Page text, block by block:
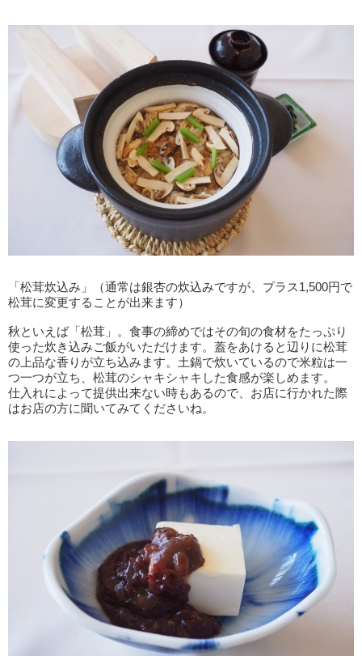
「松茸炊込み」（通常は銀杏の炊込みですが、プラス1,500円で
松茸に変更することが出来ます）
秋といえば「松茸」。食事の締めではその旬の食材をたっぷり
使った炊き込みご飯がいただけます。蓋をあけると辺りに松茸
の上品な香りが立ち込みます。土鍋で炊いているので米粒は一
つ一つが立ち、松茸のシャキシャキした食感が楽しめます。
仕入れによって提供出来ない時もあるので、お店に行かれた際
はお店の方に聞いてみてくださいね。